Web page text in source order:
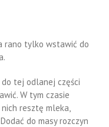
rano tylko wstawić do
tej odlanej części
W tym czasie
resztę mleka,
do masy rozczyn